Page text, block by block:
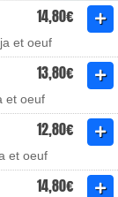
14,80€
et oeuf
13,80€
et oeuf
12,80€
et oeuf
14,80€